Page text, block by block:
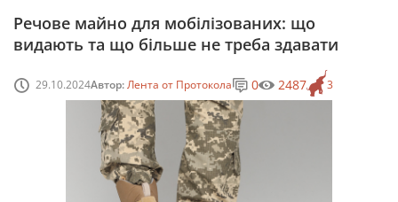
Речове майно для мобілізованих: що
видають та що більше не треба здавати
29.10.2024Автор:Лента от Протокола 3
0 2487